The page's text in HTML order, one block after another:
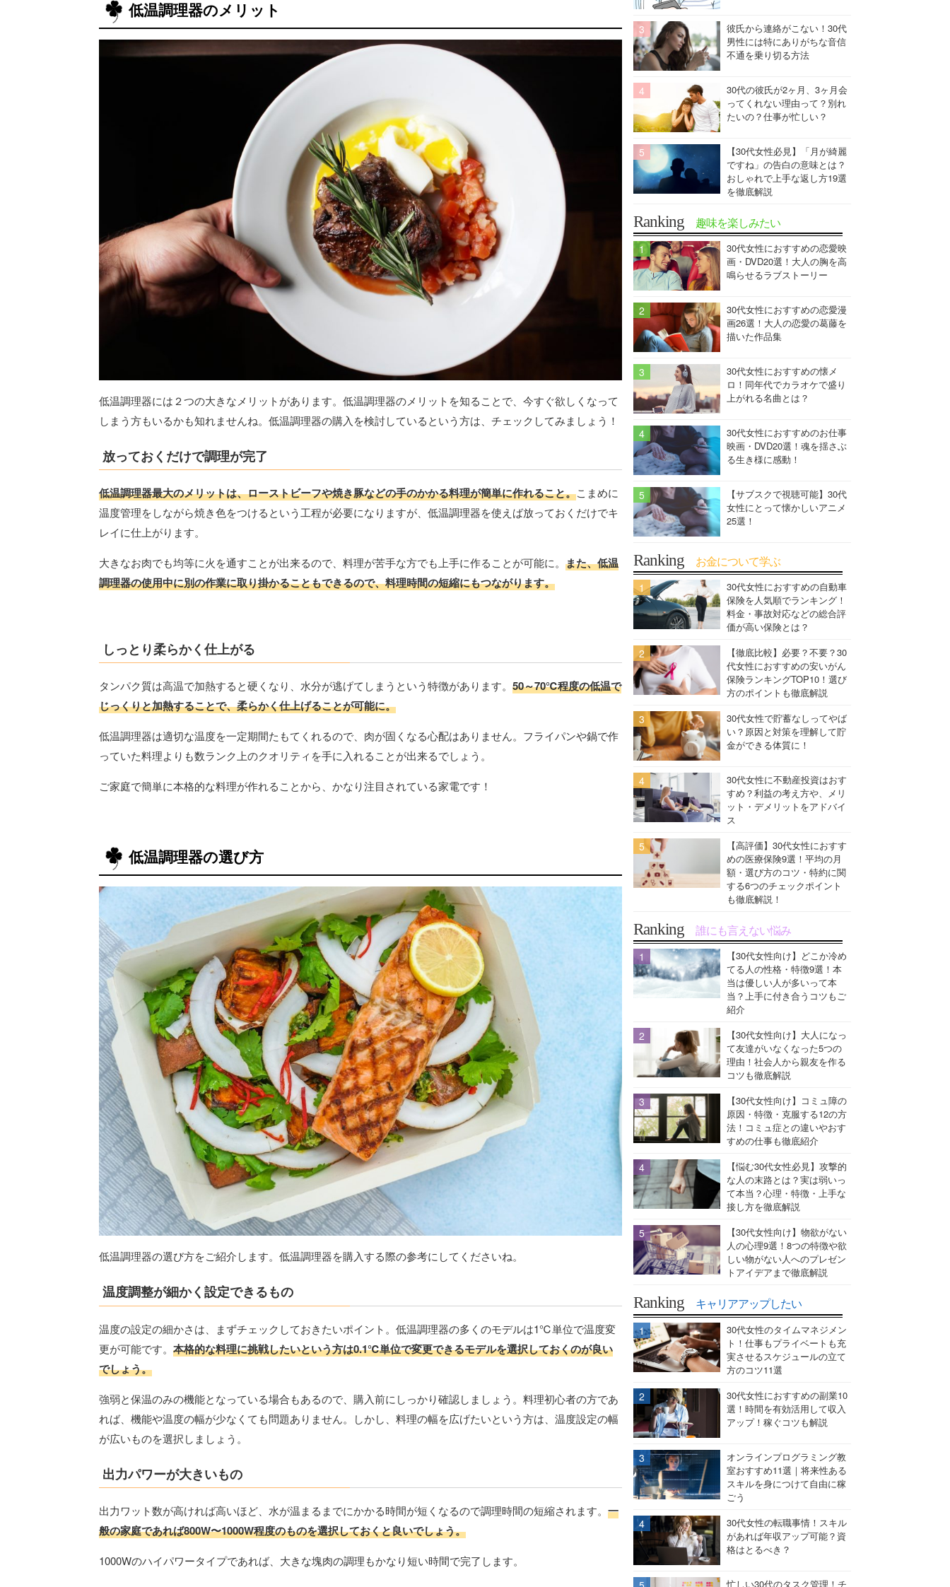
低温調理器のメリット
低温調理器には２つの大きなメリットがあります。低温調理器のメリットを知ることで、今すぐ欲しくなって
しまう方もいるかも知れませんね。低温調理器の購入を検討しているという方は、チェックしてみましょう！
放っておくだけで調理が完了
低温調理器最大のメリットは、ローストビーフや焼き豚などの手のかかる料理が簡単に作れること。こまめに
温度管理をしながら焼き色をつけるという工程が必要になりますが、低温調理器を使えば放っておくだけでキ
レイに仕上がります。
大きなお肉でも均等に火を通すことが出来るので、料理が苦手な方でも上手に作ることが可能に。 また、低温
調理器の使用中に別の作業に取り掛かることもできるので、料理時間の短縮にもつながります。
しっとり柔らかく仕上がる
タンパク質は高温で加熱すると硬くなり、水分が逃げてしまうという特徴があります。 50～70℃程度の低温で
じっくりと加熱することで、柔らかく仕上げることが可能に。
低温調理器は適切な温度を一定期間たもてくれるので、肉が固くなる心配はありません。フライパンや鍋で作
っていた料理よりも数ランク上のクオリティを手に入れることが出来るでしょう。
ご家庭で簡単に本格的な料理が作れることから、かなり注目されている家電です！
低温調理器の選び方
低温調理器の選び方をご紹介します。低温調理器を購入する際の参考にしてくださいね。
温度調整が細かく設定できるもの
温度の設定の細かさは、まずチェックしておきたいポイント。低温調理器の多くのモデルは1℃単位で温度変
更が可能です。 本格的な料理に挑戦したいという方は0.1℃単位で変更できるモデルを選択しておくのが良い
でしょう。
強弱と保温のみの機能となっている場合もあるので、購入前にしっかり確認しましょう。料理初心者の方であ
れば、機能や温度の幅が少なくても問題ありません。しかし、料理の幅を広げたいという方は、温度設定の幅
が広いものを選択しましょう。
出力パワーが大きいもの
出力ワット数が高ければ高いほど、水が温まるまでにかかる時間が短くなるので調理時間の短縮されます。 一
般の家庭であれば800W〜1000W程度のものを選択しておくと良いでしょう。
1000Wのハイパワータイプであれば、大きな塊肉の調理もかなり短い時間で完了します。
彼氏から連絡がこない！30代
男性には特にありがちな音信
不通を乗り切る方法
30代の彼氏が2ヶ月、3ヶ月会
ってくれない理由って？別れ
たいの？仕事が忙しい？
【30代女性必見】「月が綺麗
ですね」の告白の意味とは？
おしゃれで上手な返し方19選
を徹底解説
Ranking 趣味を楽しみたい
30代女性におすすめの恋愛映
画・DVD20選！大人の胸を高
鳴らせるラブストーリー
30代女性におすすめの恋愛漫
画26選！大人の恋愛の葛藤を
描いた作品集
30代女性におすすめの懐メ
ロ！同年代でカラオケで盛り
上がれる名曲とは？
30代女性におすすめのお仕事
映画・DVD20選！魂を揺さぶ
る生き様に感動！
【サブスクで視聴可能】30代
女性にとって懐かしいアニメ
25選！
Ranking お金について学ぶ
30代女性におすすめの自動車
保険を人気順でランキング！
料金・事故対応などの総合評
価が高い保険とは？
【徹底比較】必要？不要？30
代女性におすすめの安いがん
保険ランキングTOP10！選び
方のポイントも徹底解説
30代女性で貯蓄なしってやば
い？原因と対策を理解して貯
金ができる体質に！
30代女性に不動産投資はおす
すめ？利益の考え方や、メリ
ット・デメリットをアドバイ
ス
【高評価】30代女性におすす
めの医療保険9選！平均の月
額・選び方のコツ・特約に関
する6つのチェックポイント
も徹底解説！
Ranking 誰にも言えない悩み
【30代女性向け】どこか冷め
てる人の性格・特徴9選！本
当は優しい人が多いって本
当？上手に付き合うコツもご
紹介
【30代女性向け】大人になっ
て友達がいなくなった5つの
理由！社会人から親友を作る
コツも徹底解説
【30代女性向け】コミュ障の
原因・特徴・克服する12の方
法！コミュ症との違いやおす
すめの仕事も徹底紹介
【悩む30代女性必見】攻撃的
な人の末路とは？実は弱いっ
て本当？心理・特徴・上手な
接し方を徹底解説
【30代女性向け】物欲がない
人の心理9選！8つの特徴や欲
しい物がない人へのプレゼン
トアイデアまで徹底解説
Ranking キャリアアップしたい
30代女性のタイムマネジメン
ト！仕事もプライベートも充
実させるスケジュールの立て
方のコツ11選
30代女性におすすめの副業10
選！時間を有効活用して収入
アップ！稼ぐコツも解説
オンラインプログラミング教
室おすすめ11選｜将来性ある
スキルを身につけて自由に稼
ごう
30代女性の転職事情！スキル
があれば年収アップ可能？資
格はとるべき？
忙しい30代のタスク管理！チ